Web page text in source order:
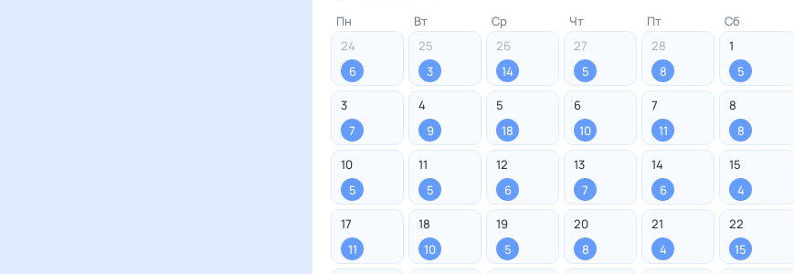
Пн Вт Ср Чт Пт Сб
24
6
25
3
26
14
27
5
28
8
1
5
3
7
4
9
5
18
6
10
7
11
8
8
10
5
11
5
12
6
13
7
14
6
15
4
17
11
18
10
19
5
20
8
21
4
22
15